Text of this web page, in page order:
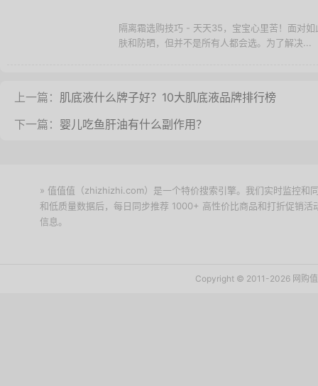
隔离霜选购技巧 - 天天35，宝宝心里苦！面对
肤和防晒，但并不是所有人都会选。为了解决...
上一篇： 肌底液什么牌子好？10大肌底液品牌排行榜
下一篇： 婴儿吃鱼肝油有什么副作用？
» 值值值（zhizhizhi.com）是一个特价搜索引擎。我们实时监控和
和低质量数据后，每日同步推荐 1000+ 高性价比商品和打折促销
信息。
Copyright © 2011-2026 网购